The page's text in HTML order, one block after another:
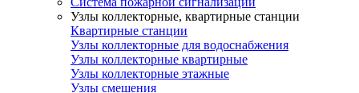
Узлы коллекторные, квартирные станции
Квартирные станции
Узлы коллекторные для водоснабжения
Узлы коллекторные квартирные
Узлы коллекторные этажные
Узлы смешения